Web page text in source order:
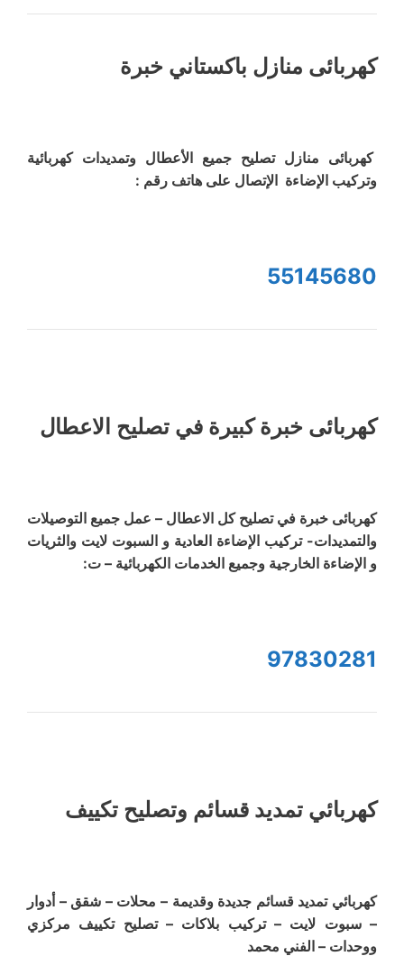
كهربائى منازل باكستاني خبرة
كهربائى منازل تصليح جميع الأعطال وتمديدات كهربائية
وتركيب الإضاءة الإتصال على هاتف رقم :
55145680
كهربائى خبرة كبيرة في تصليح الاعطال
كهربائى خبرة في تصليح كل الاعطال – عمل جميع التوصيلات
والتمديدات- تركيب الإضاءة العادية و السبوت لايت والثريات
و الإضاءة الخارجية وجميع الخدمات الكهربائية – ت:
97830281
كهربائي تمديد قسائم وتصليح تكييف
كهربائي تمديد قسائم جديدة وقديمة – محلات – شقق – أدوار
– سبوت لايت – تركيب بلاكات – تصليح تكييف مركزي
ووحدات – الفني محمد